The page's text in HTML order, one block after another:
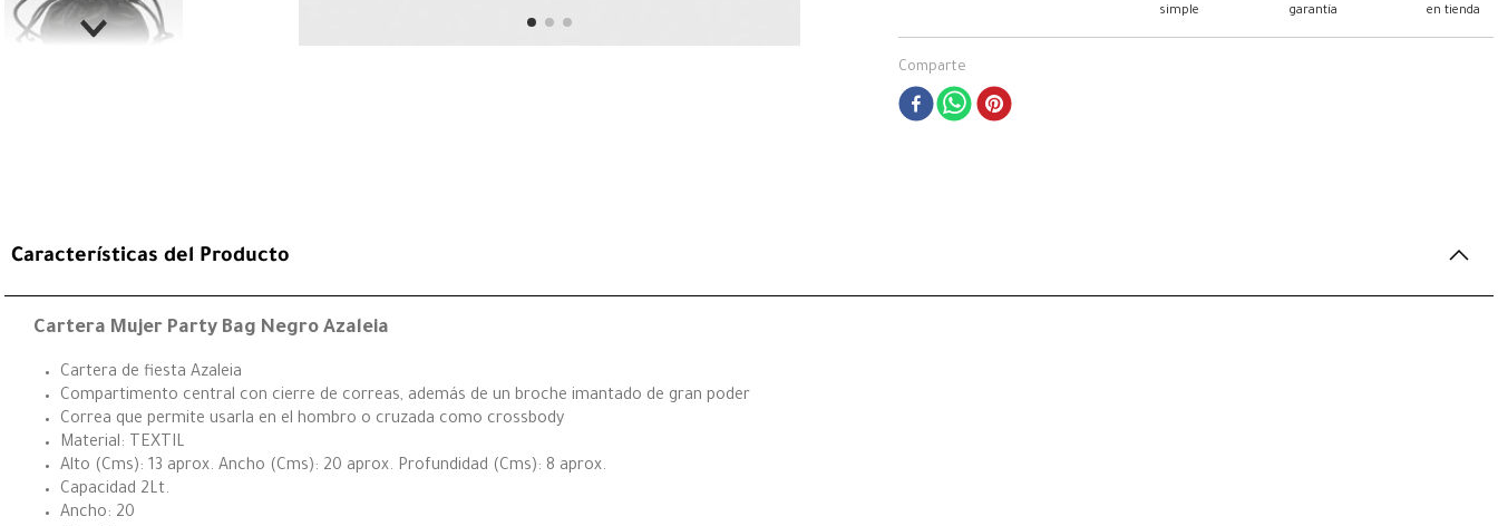
simple
garantía
en tienda
Comparte
Características del Producto
Cartera Mujer Party Bag Negro Azaleia
Cartera de fiesta Azaleia
Compartimento central con cierre de correas, además de un broche imantado de gran poder
Correa que permite usarla en el hombro o cruzada como crossbody
Material: TEXTIL
Alto (Cms): 13 aprox. Ancho (Cms): 20 aprox. Profundidad (Cms): 8 aprox.
Capacidad 2Lt.
Ancho: 20